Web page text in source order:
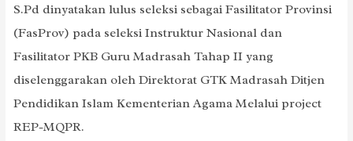
S.Pd dinyatakan lulus seleksi sebagai Fasilitator Provinsi
(FasProv) pada seleksi Instruktur Nasional dan
Fasilitator PKB Guru Madrasah Tahap II yang
diselenggarakan oleh Direktorat GTK Madrasah Ditjen
Pendidikan Islam Kementerian Agama Melalui project
REP-MQPR.